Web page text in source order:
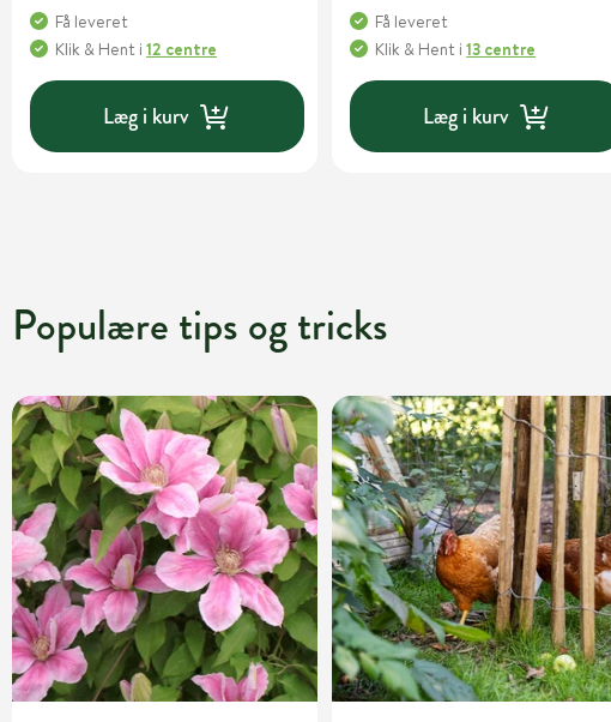
Få leveret
Klik & Hent i 12 centre
Læg i kurv
Få leveret
Klik & Hent i13 centre
Læg i kurv
Populære tips og tricks